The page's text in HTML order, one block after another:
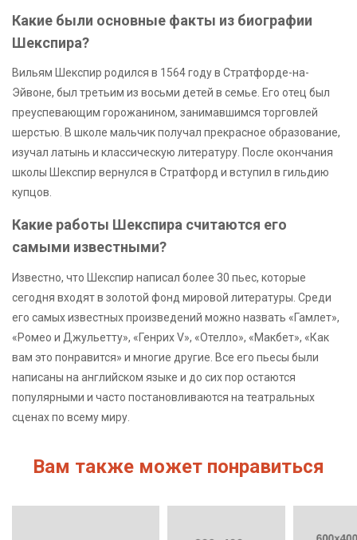
Какие были основные факты из биографии
Шекспира?
Вильям Шекспир родился в 1564 году в Стратфорде-на-
Эйвоне, был третьим из восьми детей в семье. Его отец был
преуспевающим горожанином, занимавшимся торговлей
шерстью. В школе мальчик получал прекрасное образование,
изучал латынь и классическую литературу. После окончания
школы Шекспир вернулся в Стратфорд и вступил в гильдию
купцов.
Какие работы Шекспира считаются его
самыми известными?
Известно, что Шекспир написал более 30 пьес, которые
сегодня входят в золотой фонд мировой литературы. Среди
его самых известных произведений можно назвать «Гамлет»,
«Ромео и Джульетту», «Генрих V», «Отелло», «Макбет», «Как
вам это понравится» и многие другие. Все его пьесы были
написаны на английском языке и до сих пор остаются
популярными и часто постановливаются на театральных
сценах по всему миру.
Вам также может понравиться